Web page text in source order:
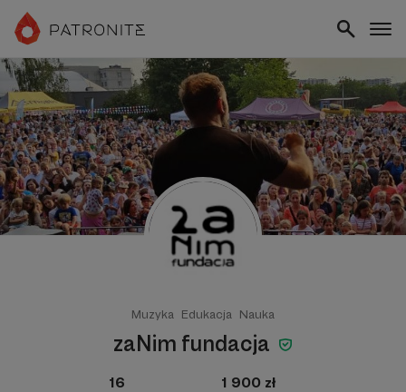
Muzyka Edukacja Nauka
zaNim fundacja
16
1 900 zł